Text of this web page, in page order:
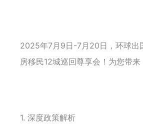
2025年7月9日-7月20日，环球出
房移民12城巡回尊享会！为您带来
1. 深度政策解析